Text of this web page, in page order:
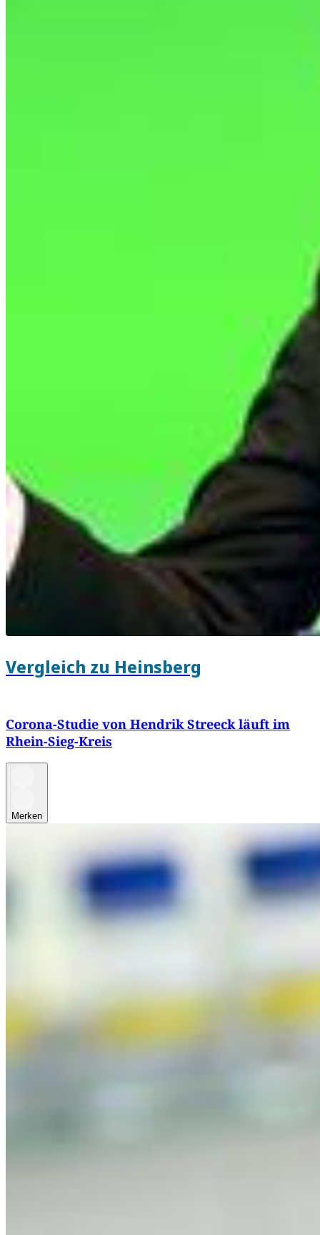
Vergleich zu Heinsberg
Corona-Studie von Hendrik Streeck läuft im
Rhein-Sieg-Kreis
Merken